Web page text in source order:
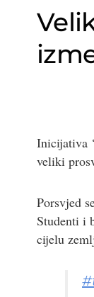
Inicijativa
veliki
Porsvjed
Studenti i
cijelu